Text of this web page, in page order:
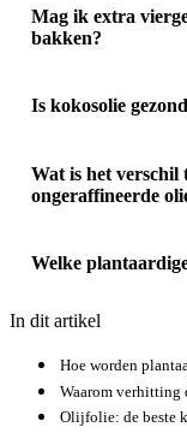
Mag ik extra
bakken?
Is kokosolie
Wat is het verschil
ongeraffineerde
Welke
In dit artikel
Hoe worden
Waarom verhitting
Olijfolie: de beste